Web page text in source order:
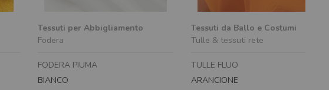
Tessuti per Abbigliamento
Fodera
FODERA PIUMA
BIANCO
Tessuti da Ballo e Costumi
Tulle & tessuti rete
TULLE FLUO
ARANCIONE